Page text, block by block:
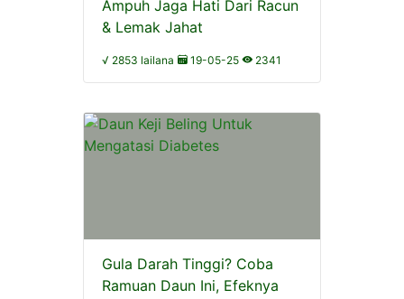
Ampuh Jaga Hati Dari Racun
& Lemak Jahat
√ 2853 lailana 19-05-25 2341
Gula Darah Tinggi? Coba
Ramuan Daun Ini, Efeknya